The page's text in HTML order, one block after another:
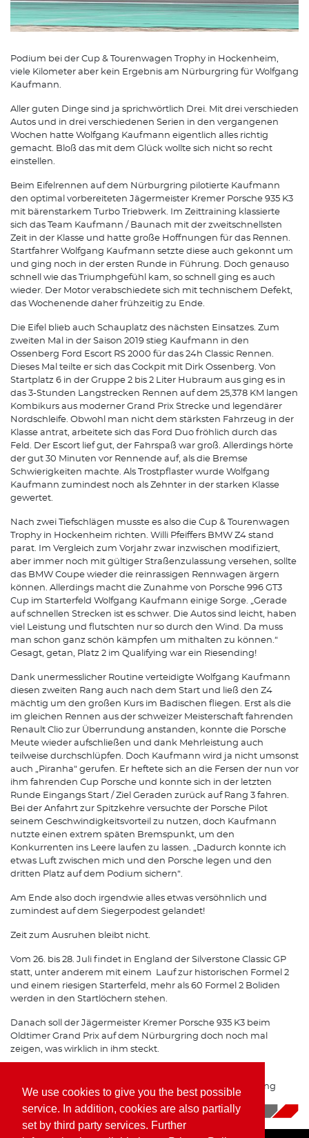
We use cookies to give you the best possible
service. In addition, cookies are also partially
set by third party services. Further
Podium bei der Cup & Tourenwagen Trophy in Hockenheim,
viele Kilometer aber kein Ergebnis am Nürburgring für Wolfgang
Kaufmann.
Aller guten Dinge sind ja sprichwörtlich Drei. Mit drei verschieden
Autos und in drei verschiedenen Serien in den vergangenen
Wochen hatte Wolfgang Kaufmann eigentlich alles richtig
gemacht. Bloß das mit dem Glück wollte sich nicht so recht
einstellen.
Beim Eifelrennen auf dem Nürburgring pilotierte Kaufmann
den optimal vorbereiteten Jägermeister Kremer Porsche 935 K3
mit bärenstarkem Turbo Triebwerk. Im Zeittraining klassierte
sich das Team Kaufmann / Baunach mit der zweitschnellsten
Zeit in der Klasse und hatte große Hoffnungen für das Rennen.
Startfahrer Wolfgang Kaufmann setzte diese auch gekonnt um
und ging noch in der ersten Runde in Führung. Doch genauso
schnell wie das Triumphgefühl kam, so schnell ging es auch
wieder. Der Motor verabschiedete sich mit technischem Defekt,
das Wochenende daher frühzeitig zu Ende.
Die Eifel blieb auch Schauplatz des nächsten Einsatzes. Zum
zweiten Mal in der Saison 2019 stieg Kaufmann in den
Ossenberg Ford Escort RS 2000 für das 24h Classic Rennen.
Dieses Mal teilte er sich das Cockpit mit Dirk Ossenberg. Von
Startplatz 6 in der Gruppe 2 bis 2 Liter Hubraum aus ging es in
das 3-Stunden Langstrecken Rennen auf dem 25,378 KM langen
Kombikurs aus moderner Grand Prix Strecke und legendärer
Nordschleife. Obwohl man nicht dem stärksten Fahrzeug in der
Klasse antrat, arbeitete sich das Ford Duo fröhlich durch das
Feld. Der Escort lief gut, der Fahrspaß war groß. Allerdings hörte
der gut 30 Minuten vor Rennende auf, als die Bremse
Schwierigkeiten machte. Als Trostpflaster wurde Wolfgang
Kaufmann zumindest noch als Zehnter in der starken Klasse
gewertet.
Nach zwei Tiefschlägen musste es also die Cup & Tourenwagen
Trophy in Hockenheim richten. Willi Pfeiffers BMW Z4 stand
parat. Im Vergleich zum Vorjahr zwar inzwischen modifiziert,
aber immer noch mit gültiger Straßenzulassung versehen, sollte
das BMW Coupe wieder die reinrassigen Rennwagen ärgern
können. Allerdings macht die Zunahme von Porsche 996 GT3
Cup im Starterfeld Wolfgang Kaufmann einige Sorge. „Gerade
auf schnellen Strecken ist es schwer. Die Autos sind leicht, haben
viel Leistung und flutschten nur so durch den Wind. Da muss
man schon ganz schön kämpfen um mithalten zu können.“
Gesagt, getan, Platz 2 im Qualifying war ein Riesending!
Dank unermesslicher Routine verteidigte Wolfgang Kaufmann
diesen zweiten Rang auch nach dem Start und ließ den Z4
mächtig um den großen Kurs im Badischen fliegen. Erst als die
im gleichen Rennen aus der schweizer Meisterschaft fahrenden
Renault Clio zur Überrundung anstanden, konnte die Porsche
Meute wieder aufschließen und dank Mehrleistung auch
teilweise durchschlüpfen. Doch Kaufmann wird ja nicht umsonst
auch „Piranha“ gerufen. Er heftete sich an die Fersen der nun vor
ihm fahrenden Cup Porsche und konnte sich in der letzten
Runde Eingangs Start / Ziel Geraden zurück auf Rang 3 fahren.
Bei der Anfahrt zur Spitzkehre versuchte der Porsche Pilot
seinem Geschwindigkeitsvorteil zu nutzen, doch Kaufmann
nutzte einen extrem späten Bremspunkt, um den
Konkurrenten ins Leere laufen zu lassen. „Dadurch konnte ich
etwas Luft zwischen mich und den Porsche legen und den
dritten Platz auf dem Podium sichern“.
Am Ende also doch irgendwie alles etwas versöhnlich und
zumindest auf dem Siegerpodest gelandet!
Zeit zum Ausruhen bleibt nicht.
Vom 26. bis 28. Juli findet in England der Silverstone Classic GP
statt, unter anderem mit einem Lauf zur historischen Formel 2
und einem riesigen Starterfeld, mehr als 60 Formel 2 Boliden
werden in den Startlöchern stehen.
Danach soll der Jägermeister Kremer Porsche 935 K3 beim
Oldtimer Grand Prix auf dem Nürburgring doch noch mal
zeigen, was wirklich in ihm steckt.
Brenner Top vorbereitet beim Oldtimer GP am Nürburgring
07/15/2019 | News